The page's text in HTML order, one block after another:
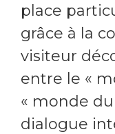
place
grâce à la
visiteur
entre le «
« monde
dialogue